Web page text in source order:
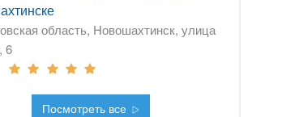
область, Новошахтинск, улица
6
Посмотреть все